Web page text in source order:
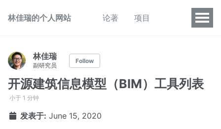
林佳瑞的个人网站 论著 项目
林佳瑞
副研究员
Follow
开源建筑信息模型（BIM）工具列表
小于 1 分钟
发表于: June 15, 2020